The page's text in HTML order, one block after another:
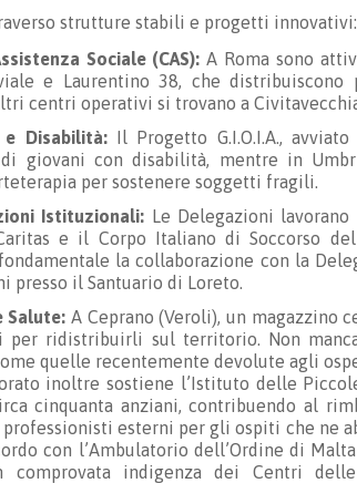
strutture stabili e progetti innovativi:
Sociale (CAS): A Roma sono
e Laurentino 38, che distribuiscono
centri operativi si trovano a
e Disabilità:Il Progetto G.I.O.I.A.,
di giovani con disabilità, mentre in
per sostenere soggetti fragili.
Istituzionali: Le Delegazioni
e il Corpo Italiano di Soccorso
la collaborazione con la
presso il Santuario di Loreto.
Salute: A Ceprano (Veroli), un magazzino
per ridistribuirli sul territorio. Non
quelle recentemente devolute agli
inoltre sostiene l’Istituto delle
cinquanta anziani, contribuendo al
professionisti esterni per gli ospiti che ne
con l’Ambulatorio dell’Ordine di
comprovata indigenza dei Centri delle